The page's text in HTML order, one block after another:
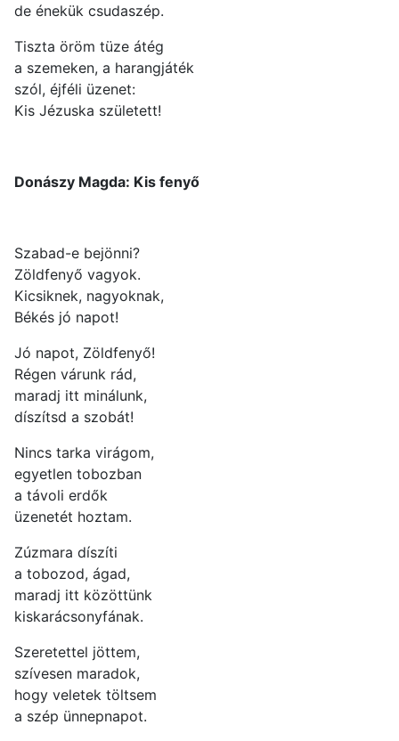
de énekük csudaszép.
Tiszta öröm tüze átég
a szemeken, a harangjáték
szól, éjféli üzenet:
Kis Jézuska született!
Donászy Magda: Kis fenyő
Szabad-e bejönni?
Zöldfenyő vagyok.
Kicsiknek, nagyoknak,
Békés jó napot!
Jó napot, Zöldfenyő!
Régen várunk rád,
maradj itt minálunk,
díszítsd a szobát!
Nincs tarka virágom,
egyetlen tobozban
a távoli erdők
üzenetét hoztam.
Zúzmara díszíti
a tobozod, ágad,
maradj itt közöttünk
kiskarácsonyfának.
Szeretettel jöttem,
szívesen maradok,
hogy veletek töltsem
a szép ünnepnapot.